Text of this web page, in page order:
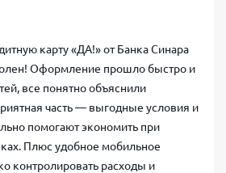
карту «ДА!» от Банка Синара
Оформление прошло быстро и
все понятно объяснили
часть — выгодные условия и
помогают экономить при
Плюс удобное мобильное
контролировать расходы и